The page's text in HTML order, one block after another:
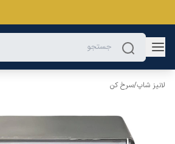
لانیز شاپ/سرخ کن